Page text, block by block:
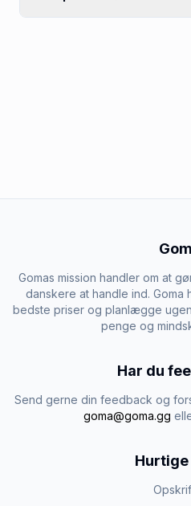
Gomas mission handler om at
danskere at handle ind.
bedste priser og planlægge
penge og
Har du
Send gerne din feedback og
goma@goma.gg